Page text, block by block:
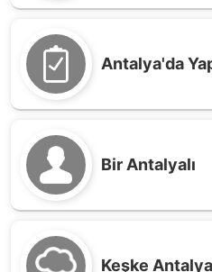
Antalya'da
Bir Antalyalı
Keşke